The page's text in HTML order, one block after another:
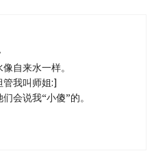
自来水一样。
管我叫师姐:]
会说我“小傻”的。